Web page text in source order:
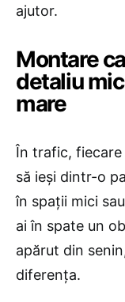
ajutor.
Montare
detaliu
mare
În trafic,
să ieși dintr-o
în spații mici
ai în spate un
apărut din
diferența.